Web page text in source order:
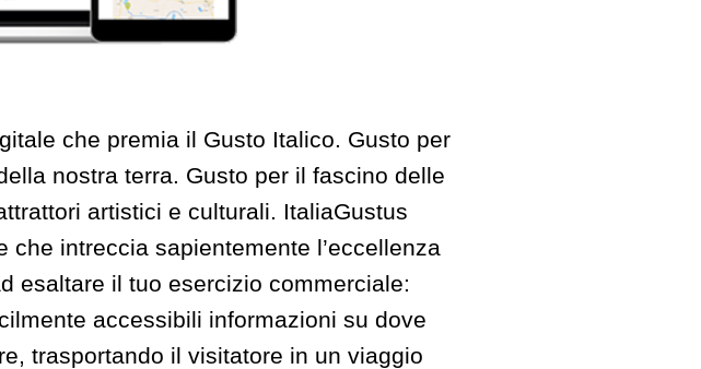
che premia il Gusto Italico. Gusto per
nostra terra. Gusto per il fascino delle
artistici e culturali. ItaliaGustus
che intreccia sapientemente l’eccellenza
esaltare il tuo esercizio commerciale:
accessibili informazioni su dove
trasportando il visitatore in un viaggio